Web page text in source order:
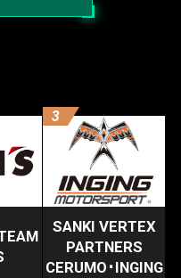
SANKI VERTEX
PARTNERS
CERUMO･INGING